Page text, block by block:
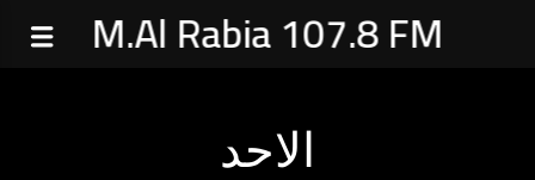
M.Al Rabia 107.8 FM
الاحد